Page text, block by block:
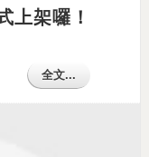
上架囉！
全文...